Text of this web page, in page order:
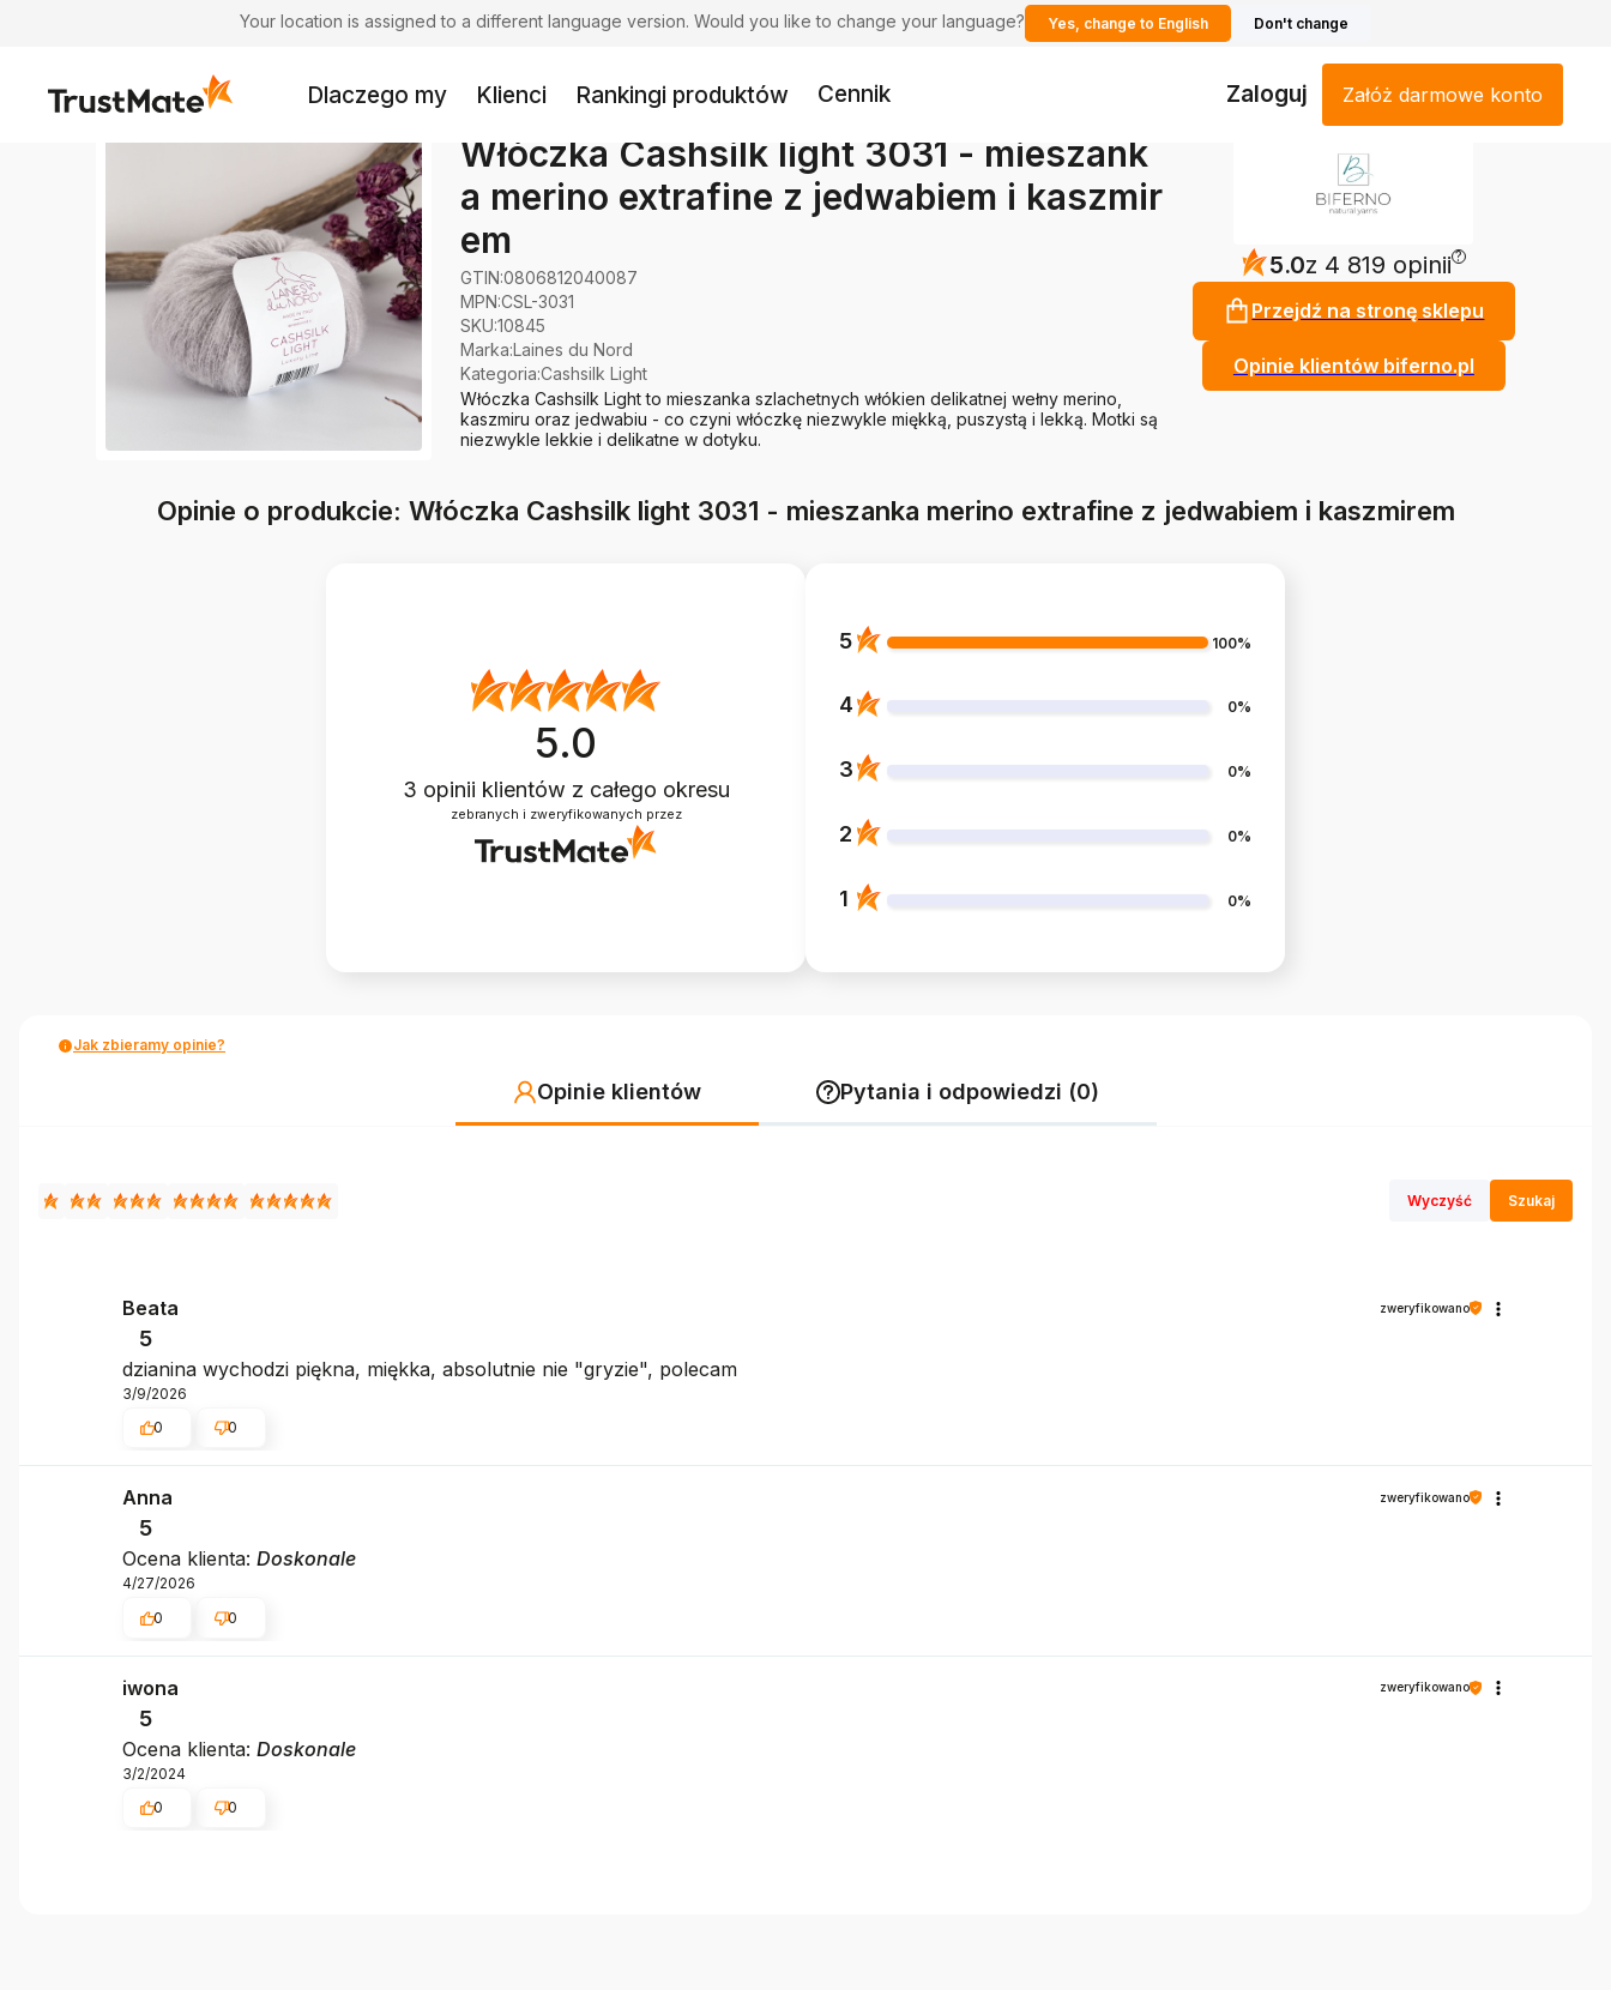
Your location is assigned to a different language version. Would you like to change your language? Yes, change to English Don't change
Dlaczego my Klienci Rankingi produktów Cennik Zaloguj Załóż darmowe konto
Włóczka Cashsilk light 3031 - mieszank
a merino extrafine z jedwabiem i kaszmir
em
GTIN:0806812040087
MPN:CSL-3031
SKU:10845
Marka:Laines du Nord
Kategoria:Cashsilk Light
Włóczka Cashsilk Light to mieszanka szlachetnych włókien delikatnej wełny merino,
kaszmiru oraz jedwabiu - co czyni włóczkę niezwykle miękką, puszystą i lekką. Motki są
niezwykle lekkie i delikatne w dotyku.
5.0z 4 819 opinii ?
Przejdź na stronę sklepu
Opinie klientów biferno.pl
Opinie o produkcie: Włóczka Cashsilk light 3031 - mieszanka merino extrafine z jedwabiem i kaszmirem
5.0
3 opinii klientów z całego okresu
zebranych i zweryfikowanych przez
5 100%
4 0%
3 0%
2 0%
1 0%
Jak zbieramy opinie?
Opinie klientów Pytania i odpowiedzi (0)
Wyczyść Szukaj
Beata zweryfikowano
5
dzianina wychodzi piękna, miękka, absolutnie nie "gryzie", polecam
3/9/2026
0
0
Anna zweryfikowano
5
Ocena klienta: Doskonale
4/27/2026
0
0
iwona zweryfikowano
5
Ocena klienta: Doskonale
3/2/2024
0
0